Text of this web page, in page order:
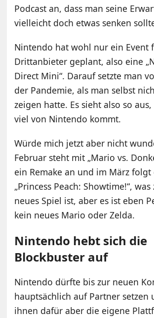
Podcast an, dass man seine
vielleicht doch etwas senken
Nintendo hat wohl nur ein Event
Drittanbieter geplant, also eine
Direct Mini“. Darauf setzte man
der Pandemie, als man selbst
zeigen hatte. Es sieht also so
viel von Nintendo kommt.
Würde mich jetzt aber nicht
Februar steht mit „Mario vs.
ein Remake an und im März folgt
„Princess Peach: Showtime!“,
neues Spiel ist, aber es ist eben
kein neues Mario oder Zelda.
Nintendo hebt sich die
Blockbuster auf
Nintendo dürfte bis zur neuen
hauptsächlich auf Partner setzen
ihnen dafür aber die eigene